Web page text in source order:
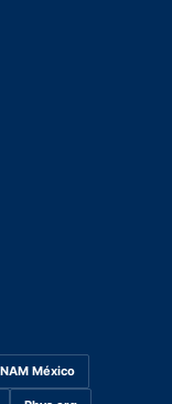
México